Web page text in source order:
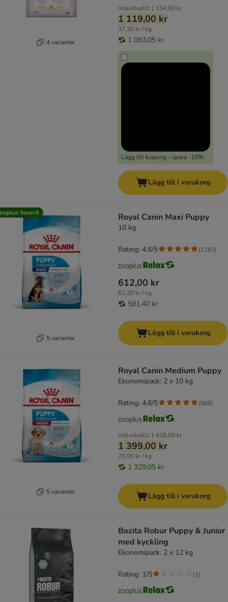
4 varianter
Individuellt 1 134,00 kr
1 119,00 kr
37,30 kr / kg
1 063,05 kr
Lägg till kupong - spara -10%
Lägg till i varukorg
favorit
5 varianter
Royal Canin Maxi Puppy
10 kg
612,00 kr
61,20 kr / kg
581,40 kr
Rating: 4.6/5 (1261)
Lägg till i varukorg
5 varianter
Royal Canin Medium Puppy
Ekonomipack: 2 x 10 kg
Individuellt 1 418,00 kr
1 399,00 kr
70,00 kr / kg
1 329,05 kr
Rating: 4.6/5 (968)
Lägg till i varukorg
Bozita Robur Puppy & Junior
med kyckling
Ekonomipack: 2 x 12 kg
Rating: 1/5 (1)